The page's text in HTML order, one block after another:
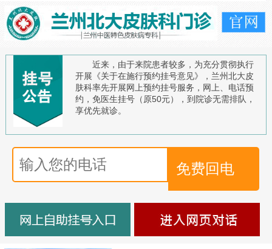
近来，由于来院患者较多，为充分贯彻执行
开展《关于在施行预约挂号意见》，兰州北大皮
肤科率先开展网上预约挂号服务，网上、电话预
约，免医生挂号（原50元），到院诊无需排队，
享优先就诊。